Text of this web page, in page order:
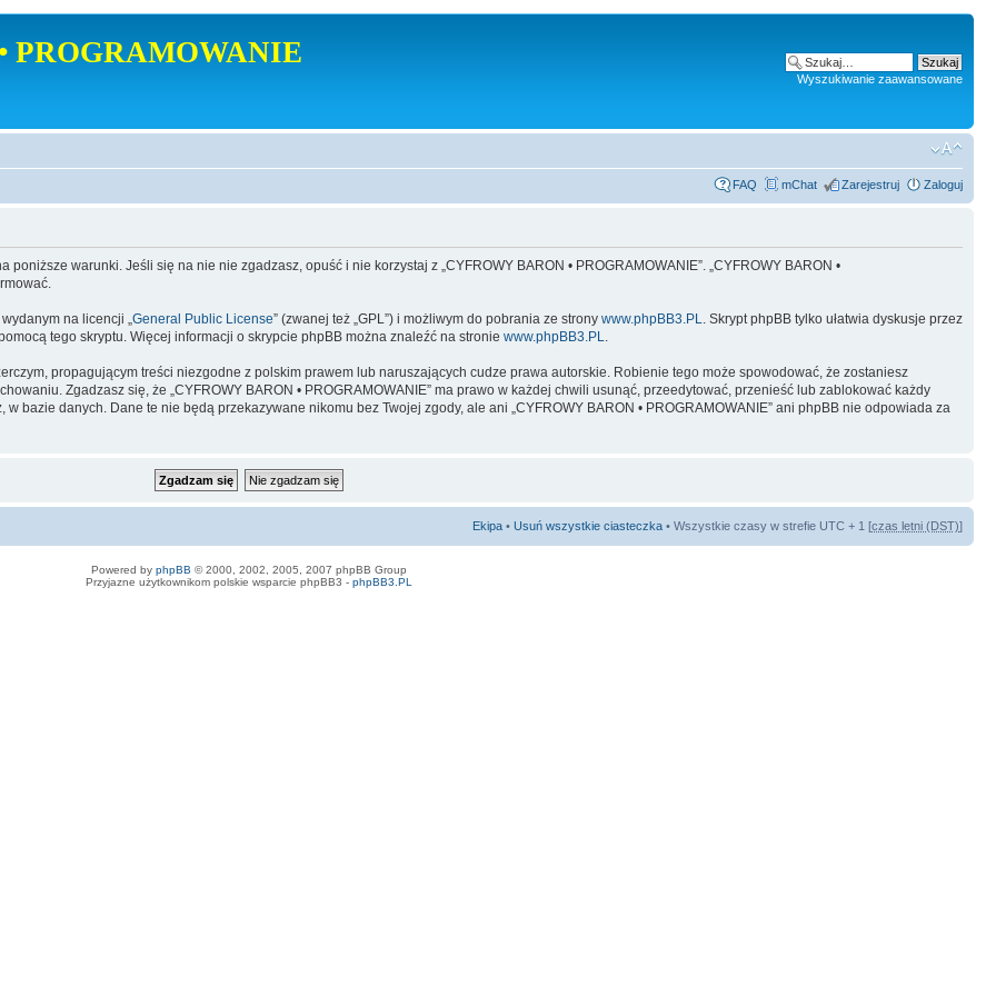
PROGRAMOWANIE
Wyszukiwanie zaawansowane
FAQ mChat Zarejestruj Zaloguj
poniższe warunki. Jeśli się na nie nie zgadzasz, opuść i nie korzystaj z „CYFROWY BARON • PROGRAMOWANIE”. „CYFROWY BARON •
wydanym na licencji „General Public License” (zwanej też „GPL”) i możliwym do pobrania ze strony www.phpBB3.PL. Skrypt phpBB tylko ułatwia dyskusje przez
tego skryptu. Więcej informacji o skrypcie phpBB można znaleźć na stronie www.phpBB3.PL.
propagującym treści niezgodne z polskim prawem lub naruszających cudze prawa autorskie. Robienie tego może spowodować, że zostaniesz
Zgadzasz się, że „CYFROWY BARON • PROGRAMOWANIE” ma prawo w każdej chwili usunąć, przeedytować, przenieść lub zablokować każdy
bazie danych. Dane te nie będą przekazywane nikomu bez Twojej zgody, ale ani „CYFROWY BARON • PROGRAMOWANIE” ani phpBB nie odpowiada za
Ekipa • Usuń wszystkie ciasteczka • Wszystkie czasy w strefie UTC + 1 [czas letni (DST)]
Powered by phpBB © 2000, 2002, 2005, 2007 phpBB Group
Przyjazne użytkownikom polskie wsparcie phpBB3 - phpBB3.PL